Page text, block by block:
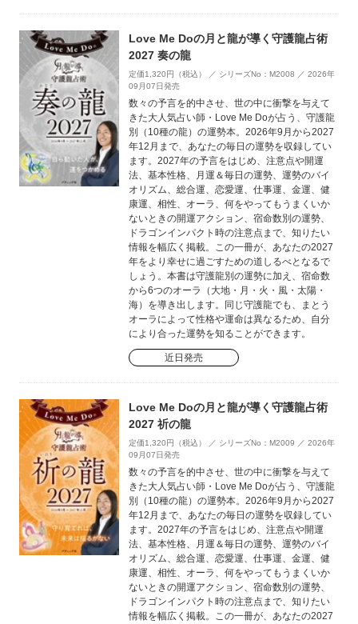
Love Me Doの月と龍が導く守護龍占術
2027 奏の龍
定価1,320円（税込） ／ シリーズNo：M2008 ／ 2026年
09月07日発売
数々の予言を的中させ、世の中に衝撃を与えて
きた大人気占い師・Love Me Doが占う、守護龍
別（10種の龍）の運勢本。2026年9月から2027
年12月まで、あなたの毎日の運勢を収録してい
ます。2027年の予言をはじめ、注意点や開運
法、基本性格、月運＆毎日の運勢、運勢のバイ
オリズム、総合運、恋愛運、仕事運、金運、健
康運、相性、オーラ、何をやってもうまくいか
ないときの開運アクション、宿命数別の運勢、
ドラゴンインパクト時の注意点まで、知りたい
情報を幅広く掲載。この一冊が、あなたの2027
年をより幸せに過ごすための道しるべとなるで
しょう。本書は守護龍別の運勢に加え、宿命数
から6つのオーラ（大地・月・火・風・太陽・
海）を導き出します。同じ守護龍でも、まとう
オーラによって性格や運命は異なるため、自分
により合った運勢を知ることができます。
近日発売
Love Me Doの月と龍が導く守護龍占術
2027 祈の龍
定価1,320円（税込） ／ シリーズNo：M2009 ／ 2026年
09月07日発売
数々の予言を的中させ、世の中に衝撃を与えて
きた大人気占い師・Love Me Doが占う、守護龍
別（10種の龍）の運勢本。2026年9月から2027
年12月まで、あなたの毎日の運勢を収録してい
ます。2027年の予言をはじめ、注意点や開運
法、基本性格、月運＆毎日の運勢、運勢のバイ
オリズム、総合運、恋愛運、仕事運、金運、健
康運、相性、オーラ、何をやってもうまくいか
ないときの開運アクション、宿命数別の運勢、
ドラゴンインパクト時の注意点まで、知りたい
情報を幅広く掲載。この一冊が、あなたの2027